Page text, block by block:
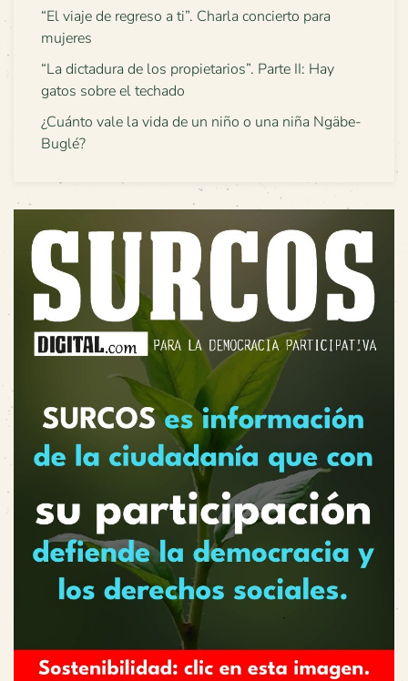
“El viaje de regreso a ti”. Charla concierto para
mujeres
“La dictadura de los propietarios”. Parte II: Hay
gatos sobre el techado
¿Cuánto vale la vida de un niño o una niña Ngäbe-
Buglé?